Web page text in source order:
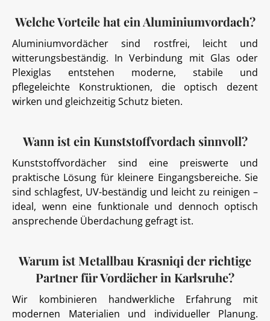
Welche Vorteile hat ein Aluminiumvordach?
Aluminiumvordächer sind rostfrei, leicht und
witterungsbeständig. In Verbindung mit Glas oder
Plexiglas entstehen moderne, stabile und
pflegeleichte Konstruktionen, die optisch dezent
wirken und gleichzeitig Schutz bieten.
Wann ist ein Kunststoffvordach sinnvoll?
Kunststoffvordächer sind eine preiswerte und
praktische Lösung für kleinere Eingangsbereiche. Sie
sind schlagfest, UV-beständig und leicht zu reinigen –
ideal, wenn eine funktionale und dennoch optisch
ansprechende Überdachung gefragt ist.
Warum ist Metallbau Krasniqi der richtige
Partner für Vordächer in Karlsruhe?
Wir kombinieren handwerkliche Erfahrung mit
modernen Materialien und individueller Planung.